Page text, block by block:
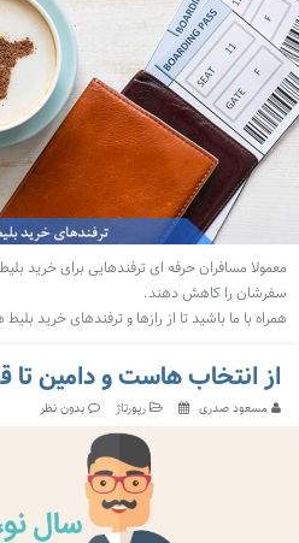
معمولا مسافران حرفه ای ترفندهایی برای خرید
سفرشان را کاهش دهند.
همراه با ما باشید تا از رازها و ترفندهای خرید بلیط
از انتخاب ‌هاست و دامین تا
مسعود صدری رپورتاژ بدون نظر